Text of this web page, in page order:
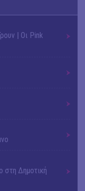
| Οι Pink
στη Δημοτική